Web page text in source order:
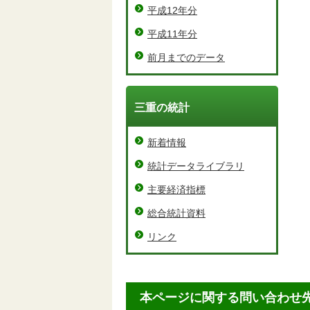
平成12年分
平成11年分
前月までのデータ
三重の統計
新着情報
統計データライブラリ
主要経済指標
総合統計資料
リンク
本ページに関する問い合わせ